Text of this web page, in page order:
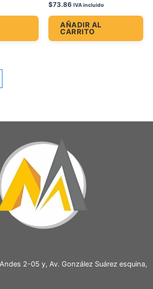
$73.86 IVA incluido
AÑADIR AL
CARRITO
2-05 y, Av. González Suárez esquina,